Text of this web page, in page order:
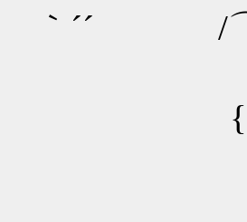
/⌒
/
=
| / /